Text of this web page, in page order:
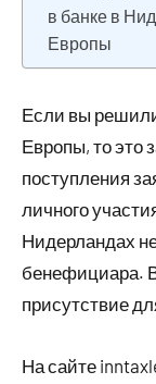
в банке в
Европы
Если вы решили
Европы, то это
поступления
личного
Нидерландах
бенефициара. В
присутствие
На сайте